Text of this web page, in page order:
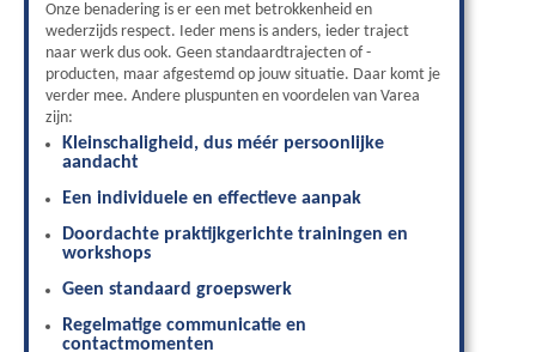
Onze benadering is er een met betrokkenheid en
wederzijds respect. Ieder mens is anders, ieder traject
naar werk dus ook. Geen standaardtrajecten of -
producten, maar afgestemd op jouw situatie. Daar komt je
verder mee. Andere pluspunten en voordelen van Varea
zijn:
Kleinschaligheid, dus méér persoonlijke
aandacht
Een individuele en effectieve aanpak
Doordachte praktijkgerichte trainingen en
workshops
Geen standaard groepswerk
Regelmatige communicatie en
contactmomenten